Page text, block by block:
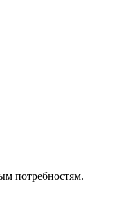
потребностям.